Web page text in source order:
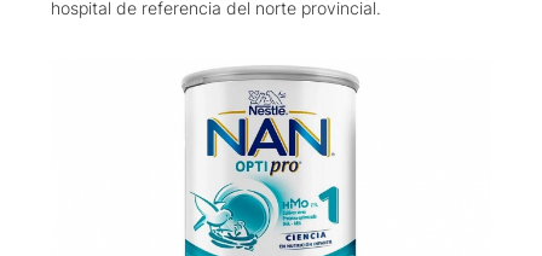
hospital de referencia del norte provincial.